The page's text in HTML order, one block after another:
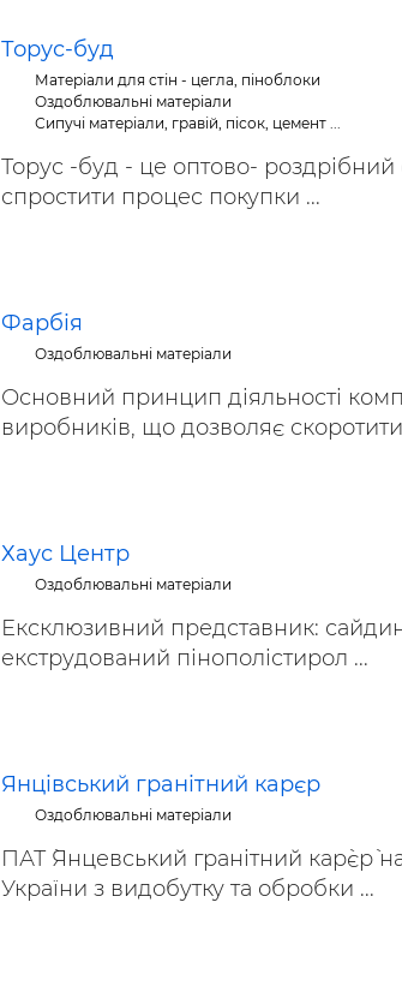
Торус-буд
Матеріали для стін - цегла, піноблоки
Оздоблювальні матеріали
Сипучі матеріали, гравій, пісок, цемент ...
Торус -буд - це оптово-
спростити процес покупки ...
Фарбія
Оздоблювальні матеріали
Основний принцип діяльності
виробників, що дозволяє
Хаус Центр
Оздоблювальні матеріали
Ексклюзивний представник:
екструдований пінополістирол ...
Янцівський гранітний карєр
Оздоблювальні матеріали
ПАТ `Янцевський гранітний кар`єр`
України з видобутку та обробки ...